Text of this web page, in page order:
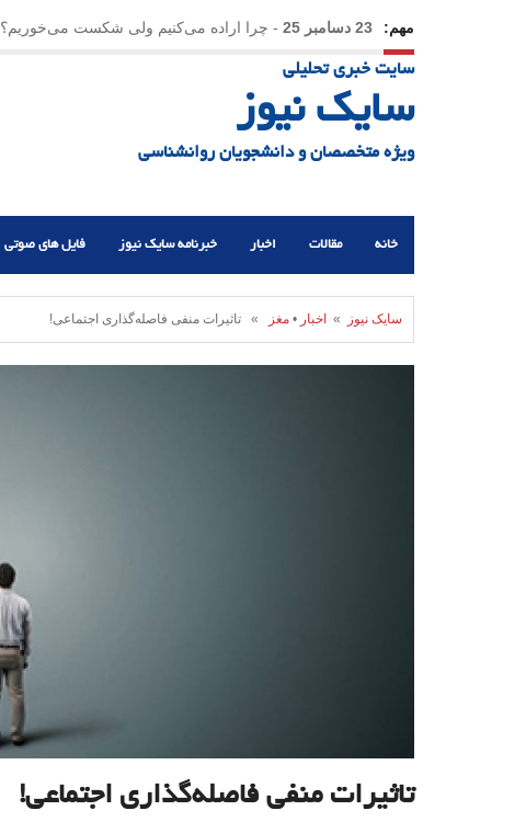
مهم: 23 دسامبر 25 - چرا اراده می‌کنیم ولی شکست می‌خوریم؟
21 دسامبر 25
سایت خبری تحلیلی
سایک نیوز
ویژه متخصصان و دانشجویان روانشناسی
خانه مقالات اخبار خبرنامه سایک نیوز فایل های صوتی
سایک نیوز » اخبار • مغز » تاثیرات منفی فاصله‌گذاری اجتماعی!
تاثیرات منفی فاصله‌گذاری اجتماعی!